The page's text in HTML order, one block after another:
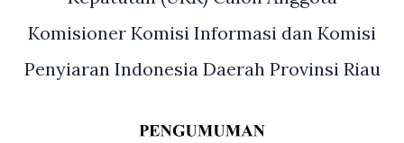
Komisioner Komisi Informasi dan Komisi
Penyiaran Indonesia Daerah Provinsi Riau